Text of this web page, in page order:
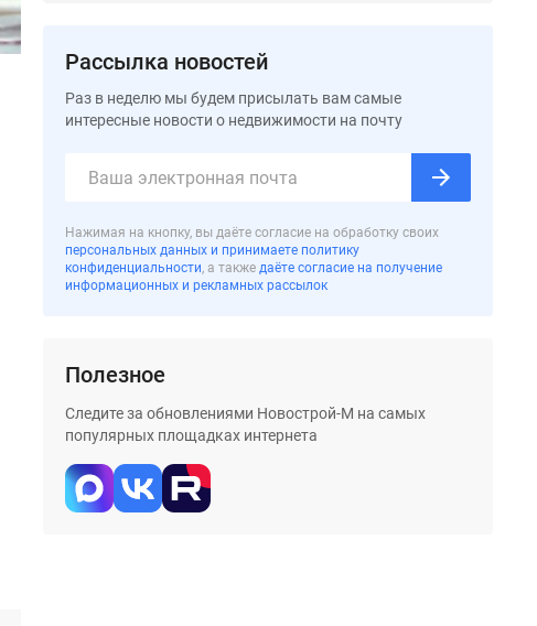
Рассылка новостей
Раз в неделю мы будем присылать вам самые
интересные новости о недвижимости на почту
Нажимая на кнопку, вы даёте согласие на обработку своих
персональных данных и принимаете политику
конфиденциальности, а также даёте согласие на получение
информационных и рекламных рассылок
Полезное
Следите за обновлениями Новострой-М на самых
популярных площадках интернета